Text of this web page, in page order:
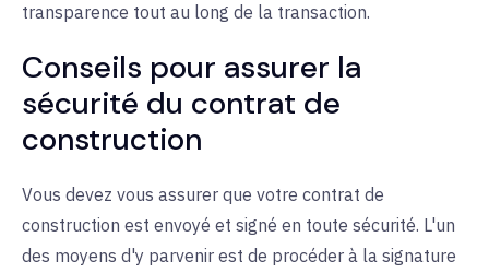
transparence tout au long de la transaction.
Conseils pour assurer la
sécurité du contrat de
construction
Vous devez vous assurer que votre contrat de
construction est envoyé et signé en toute sécurité. L'un
des moyens d'y parvenir est de procéder à la signature